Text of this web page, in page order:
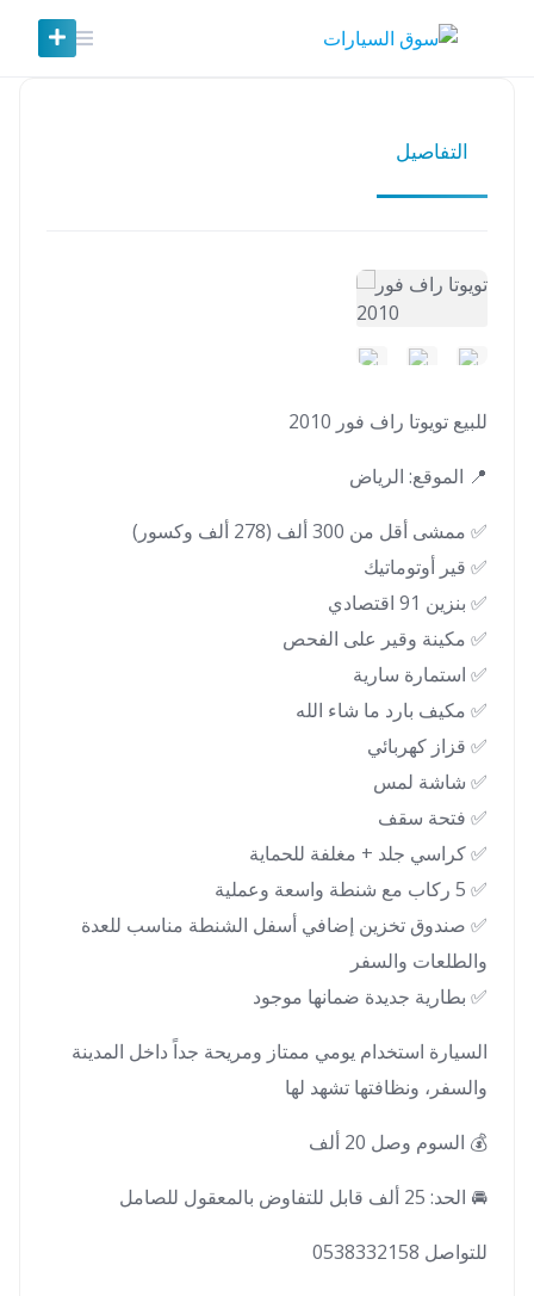
التفاصيل
للبيع تويوتا راف فور 2010
📍 الموقع: الرياض
✅ ممشى أقل من 300 ألف (278 ألف وكسور)
✅ قير أوتوماتيك
✅ بنزين 91 اقتصادي
✅ مكينة وقير على الفحص
✅ استمارة سارية
✅ مكيف بارد ما شاء الله
✅ قزاز كهربائي
✅ شاشة لمس
✅ فتحة سقف
✅ كراسي جلد + مغلفة للحماية
✅ 5 ركاب مع شنطة واسعة وعملية
✅ صندوق تخزين إضافي أسفل الشنطة مناسب للعدة
والطلعات والسفر
✅ بطارية جديدة ضمانها موجود
السيارة استخدام يومي ممتاز ومريحة جداً داخل المدينة
والسفر، ونظافتها تشهد لها
💰 السوم وصل 20 ألف
🚘 الحد: 25 ألف قابل للتفاوض بالمعقول للصامل
للتواصل 0538332158